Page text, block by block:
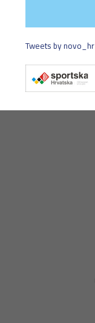
Tweets by novo_hr